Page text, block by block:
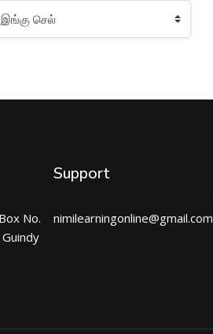
No.
Support
nimilearningonline@gmail.com